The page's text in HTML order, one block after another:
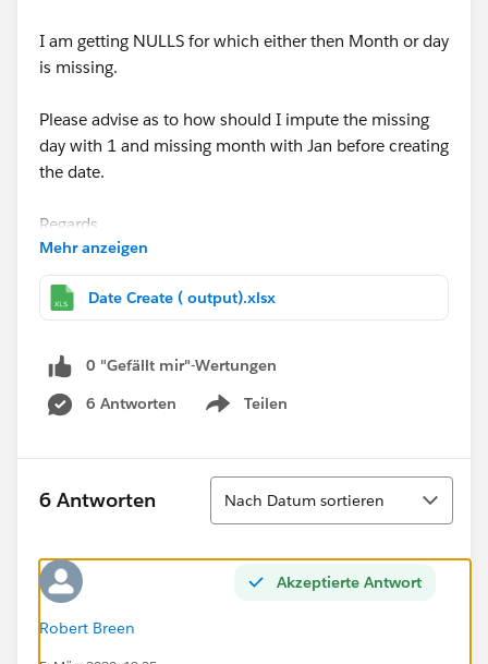
I am getting NULLS for which either then Month or day
is missing.
Please advise as to how should I impute the missing
day with 1 and missing month with Jan before creating
the date.
Regards,
Rishi Saka
Mehr anzeigen
Date Create ( output).xlsx
0 "Gefällt mir"-Wertungen
6 Antworten
Teilen
Show menu
6 Antworten
Sortieren
Nach Datum sortieren
Akzeptierte Antwort
Robert Breen